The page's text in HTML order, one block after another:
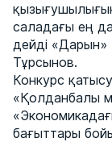
саладағы ең
дейді
Тұрсынов.
Конкурс
«Қолданбалы
бағыттары